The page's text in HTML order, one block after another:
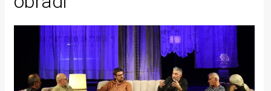
Kolumne
Kultura
Lifestyle